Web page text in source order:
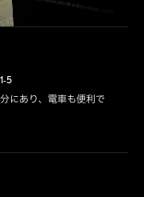
5
にあり、電車も便利で